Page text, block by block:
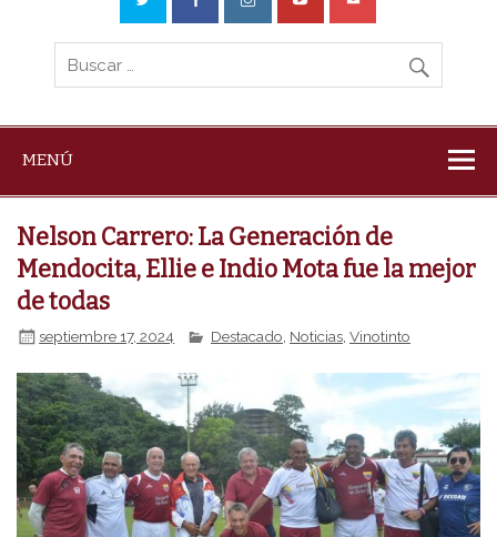
MENÚ
Nelson Carrero: La Generación de
Mendocita, Ellie e Indio Mota fue la mejor
de todas
septiembre 17, 2024 Destacado Noticias ,Vinotinto